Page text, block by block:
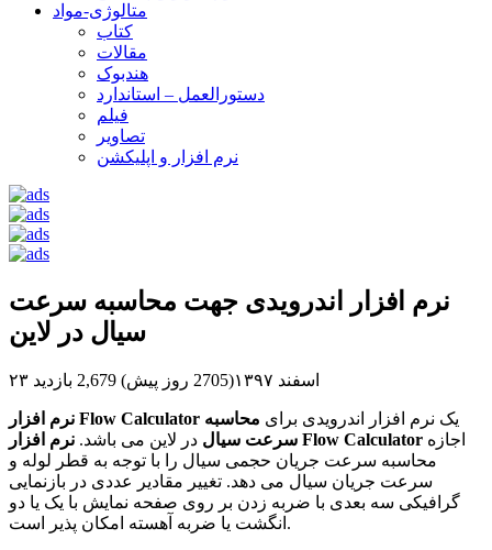
متالوژی-مواد
کتاب
مقالات
هندبوک
دستورالعمل – استاندارد
فیلم
تصاویر
نرم افزار و اپلیکشن
نرم افزار اندرویدی جهت محاسبه سرعت
سیال در لاین
۲۳ اسفند ۱۳۹۷(2705 روز پیش) 2,679 بازدید
نرم افزار Flow Calculator یک نرم افزار اندرویدی برای محاسبه
سرعت سیال در لاین می باشد. نرم افزار Flow Calculator
محاسبه سرعت جریان حجمی سیال را با توجه به قطر لوله و
سرعت جریان سیال می دهد. تغییر مقادیر عددی در بازنمایی
گرافیکی سه بعدی با ضربه زدن بر روی صفحه نمایش با یک یا دو
انگشت یا ضربه آهسته امکان پذیر است.